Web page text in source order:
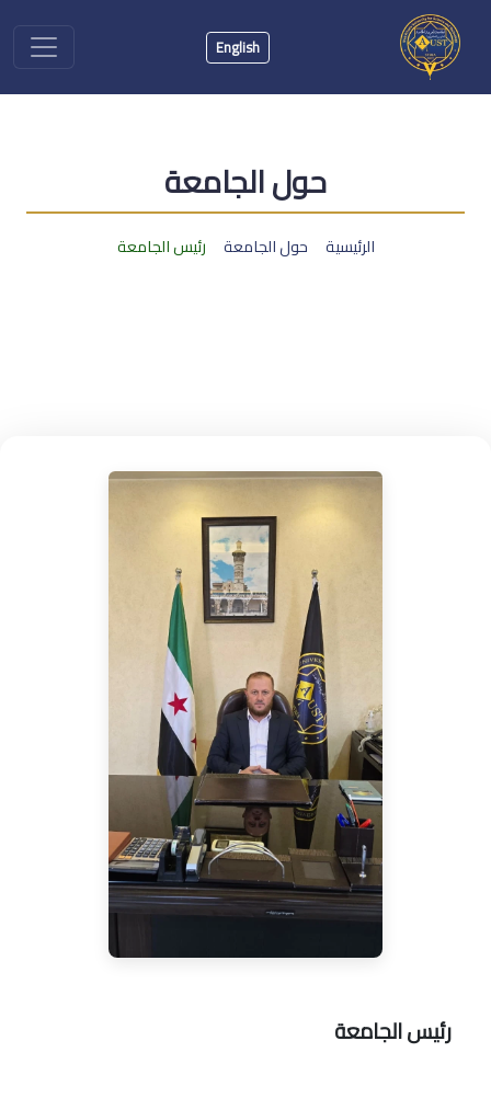
English
حول الجامعة
الرئيسية حول الجامعة رئيس الجامعة
رئيس الجامعة